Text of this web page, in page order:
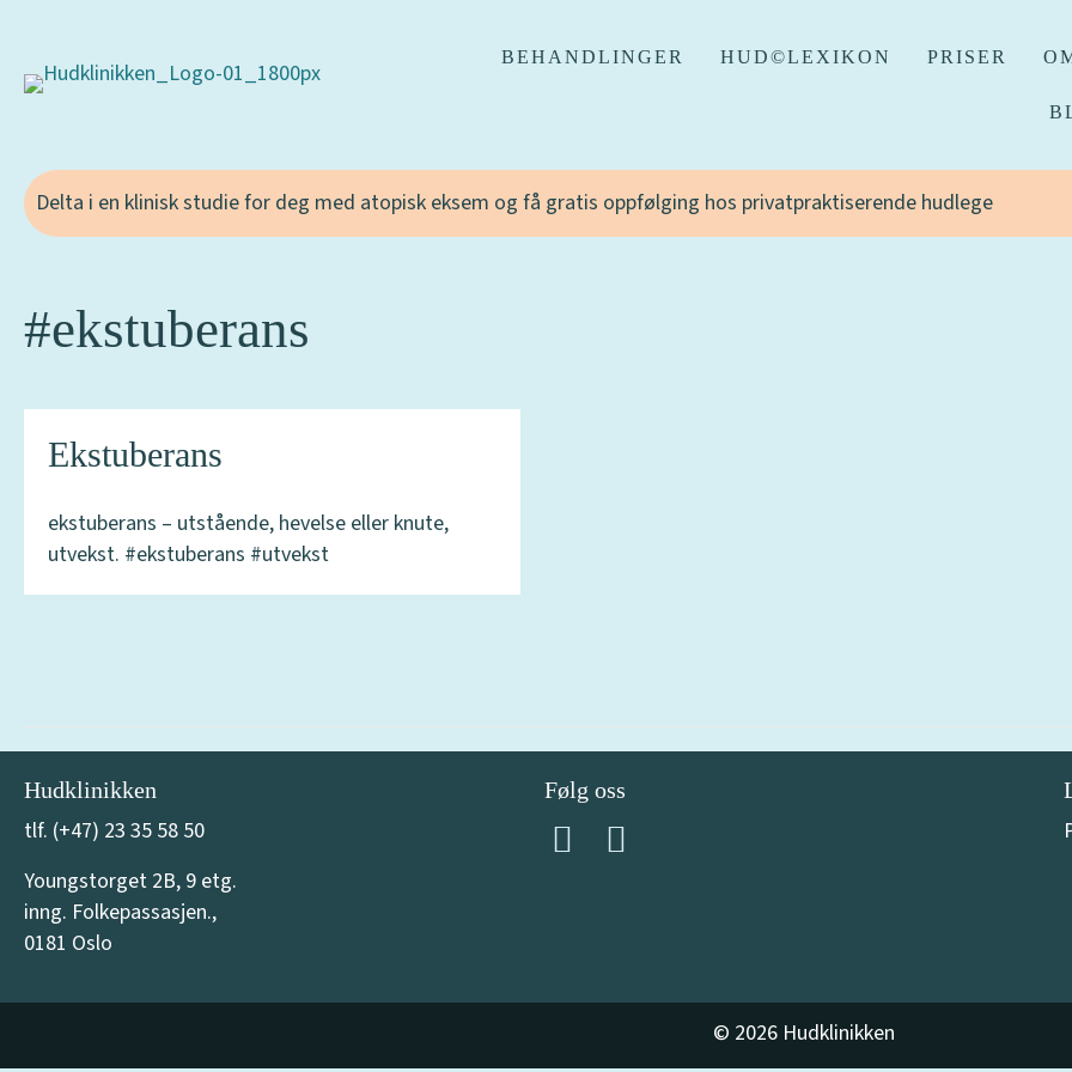
BEHANDLINGER HUD©LEXIKON PRISER
Delta i en klinisk studie for deg med atopisk eksem og få gratis oppfølging hos privatpraktiserende hudlege
#ekstuberans
Ekstuberans
ekstuberans – utstående, hevelse eller knute,
utvekst. #ekstuberans #utvekst
Hudklinikken
tlf. (+47) 23 35 58 50
Youngstorget 2B, 9 etg.
inng. Folkepassasjen.,
0181 Oslo
Følg oss
© 2026 Hudklinikken